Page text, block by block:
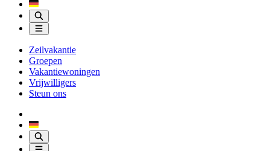
Zeilvakantie
Groepen
Vakantiewoningen
Vrijwilligers
Steun ons